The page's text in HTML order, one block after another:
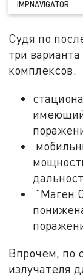
IMPNAVIGATOR
Судя по
три
комплексов:
"Маген
Впрочем, по
излучателя